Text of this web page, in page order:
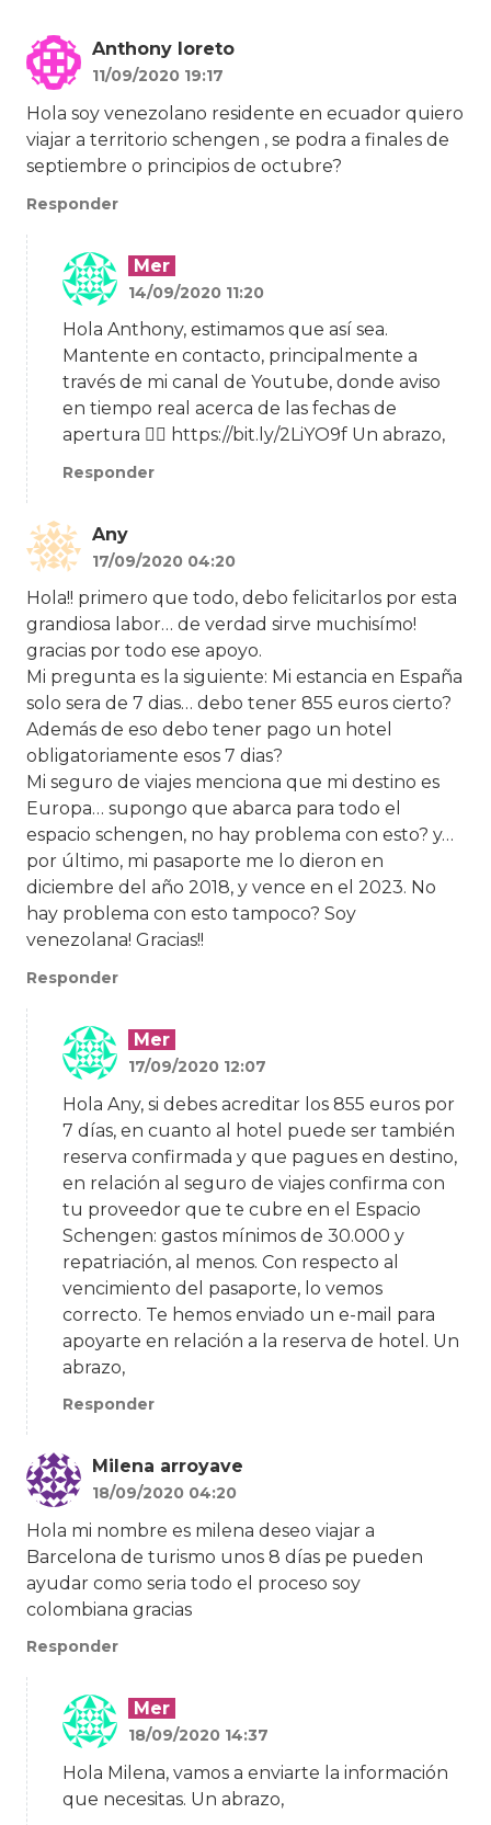
Anthony loreto
11/09/2020 19:17
Hola soy venezolano residente en ecuador quiero
viajar a territorio schengen , se podra a finales de
septiembre o principios de octubre?
Responder
Mer
14/09/2020 11:20
Hola Anthony, estimamos que así sea.
Mantente en contacto, principalmente a
través de mi canal de Youtube, donde aviso
en tiempo real acerca de las fechas de
apertura 👉🏻 https://bit.ly/2LiYO9f Un abrazo,
Responder
Any
17/09/2020 04:20
Hola!! primero que todo, debo felicitarlos por esta
grandiosa labor… de verdad sirve muchisímo!
gracias por todo ese apoyo.
Mi pregunta es la siguiente: Mi estancia en España
solo sera de 7 dias… debo tener 855 euros cierto?
Además de eso debo tener pago un hotel
obligatoriamente esos 7 dias?
Mi seguro de viajes menciona que mi destino es
Europa… supongo que abarca para todo el
espacio schengen, no hay problema con esto? y…
por último, mi pasaporte me lo dieron en
diciembre del año 2018, y vence en el 2023. No
hay problema con esto tampoco? Soy
venezolana! Gracias!!
Responder
Mer
17/09/2020 12:07
Hola Any, si debes acreditar los 855 euros por
7 días, en cuanto al hotel puede ser también
reserva confirmada y que pagues en destino,
en relación al seguro de viajes confirma con
tu proveedor que te cubre en el Espacio
Schengen: gastos mínimos de 30.000 y
repatriación, al menos. Con respecto al
vencimiento del pasaporte, lo vemos
correcto. Te hemos enviado un e-mail para
apoyarte en relación a la reserva de hotel. Un
abrazo,
Responder
Milena arroyave
18/09/2020 04:20
Hola mi nombre es milena deseo viajar a
Barcelona de turismo unos 8 días pe pueden
ayudar como seria todo el proceso soy
colombiana gracias
Responder
Mer
18/09/2020 14:37
Hola Milena, vamos a enviarte la información
que necesitas. Un abrazo,